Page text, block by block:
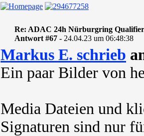
Re: ADAC 24h Nürburgring
Antwort #67 - 24.04.23 um 06:48:38
Markus E. schrieb
Ein paar Bilder von
Media Dateien und
Signaturen sind nur